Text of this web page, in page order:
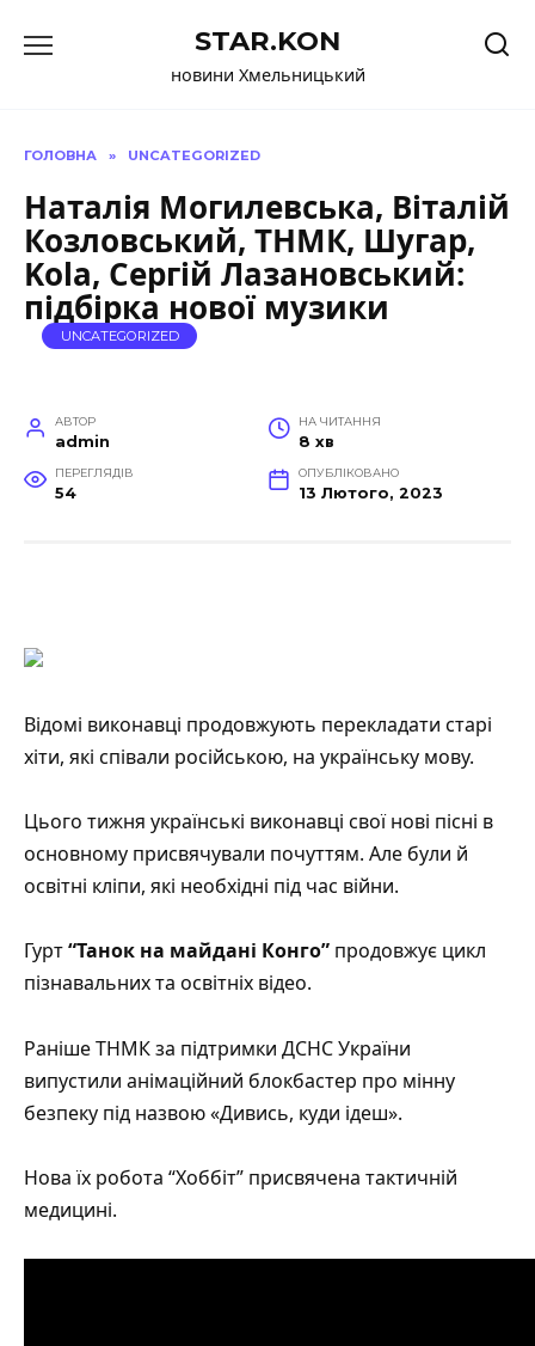
до
STAR.KON
новини Хмельницький
ГОЛОВНА » UNCATEGORIZED
Наталія Могилевська, Віталій
Козловський, ТНМК, Шугар,
Kola, Сергій Лазановський:
підбірка нової музики
UNCATEGORIZED
АВТОР
admin
НА ЧИТАННЯ
8 хв
ПЕРЕГЛЯДІВ
54
ОПУБЛІКОВАНО
13 Лютого, 2023
Відомі виконавці продовжують перекладати старі
хіти, які співали російською, на українську мову.
Цього тижня українські виконавці свої нові пісні в
основному присвячували почуттям. Але були й
освітні кліпи, які необхідні під час війни.
Гурт“Танок на майдані Конго” продовжує цикл
пізнавальних та освітніх відео.
Раніше ТНМК за підтримки ДСНС України
випустили анімаційний блокбастер про мінну
безпеку під назвою«Дивись, куди ідеш».
Нова їх робота “Хоббіт” присвячена тактичній
медицині.